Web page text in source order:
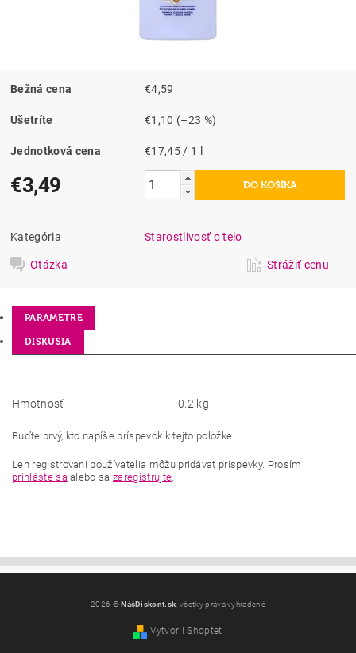
Bežná cena €4,59
Ušetríte €1,10 (–23 %)
Jednotková cena €17,45 / 1 l
€3,49
Kategória Starostlivosť o telo
Otázka Strážiť cenu
PARAMETRE
DISKUSIA
Hmotnosť 0.2 kg
Buďte prvý, kto napíše príspevok k tejto položke.
Len registrovaní používatelia môžu pridávať príspevky. Prosím
prihláste sa alebo sazaregistrujte.
2026 ©NášDiskont.sk , všetky práva vyhradené
Vytvoril Shoptet